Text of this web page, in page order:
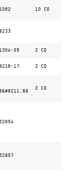
10 CD
05 2 CD
17 2 CD
2 CD